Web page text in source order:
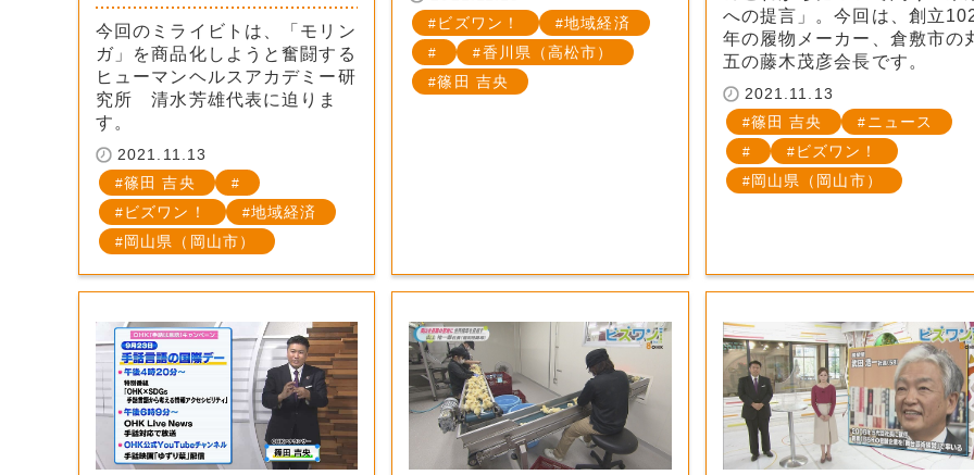
今回のミライビトは、「モリン
ガ」を商品化しようと奮闘する
ヒューマンヘルスアカデミー研
究所 清水芳雄代表に迫りま
す。
2021.11.13
篠田 吉央
ビズワン！
地域経済
岡山県（岡山市）
ビズワン！
地域経済
香川県（高松市）
篠田 吉央
への提言」。今回は、創立
年の履物メーカー、倉敷市の
五の藤木茂彦会長です。
2021.11.13
篠田 吉央
ニュース
ビズワン！
岡山県（岡山市）